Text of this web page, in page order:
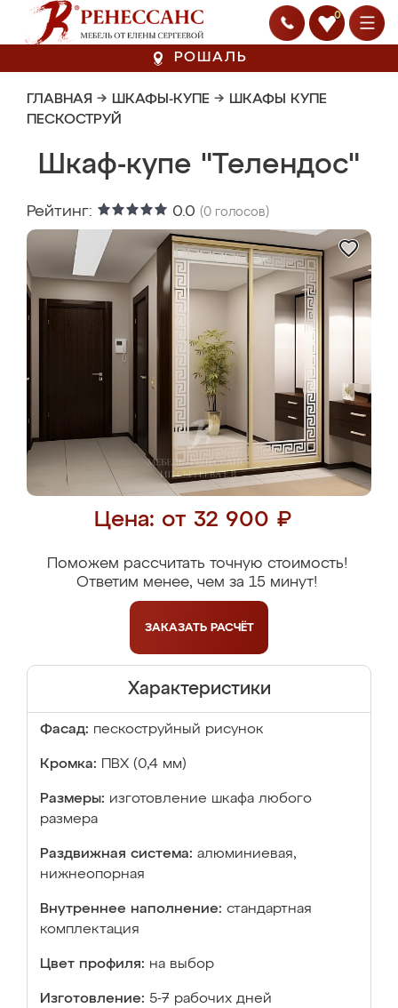
0
РОШАЛЬ
ГЛАВНАЯ → ШКАФЫ-КУПЕ → ШКАФЫ КУПЕ
ПЕСКОСТРУЙ
Шкаф-купе "Телендос"
Рейтинг: 0.0 (0 голосов)
Цена: от 32 900 ₽
Поможем рассчитать точную стоимость!
Ответим менее, чем за 15 минут!
ЗАКАЗАТЬ РАСЧЁТ
Характеристики
Фасад: пескоструйный рисунок
Кромка: ПВХ (0,4 мм)
Размеры: изготовление шкафа любого
размера
Раздвижная система: алюминиевая,
нижнеопорная
Внутреннее наполнение: стандартная
комплектация
Цвет профиля: на выбор
Изготовление: 5-7 рабочих дней